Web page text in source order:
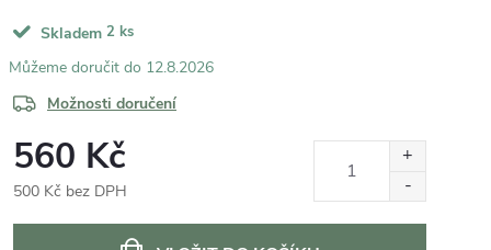
Skladem 2 ks
12.8.2026
Možnosti doručení
560 Kč
500 Kč bez DPH